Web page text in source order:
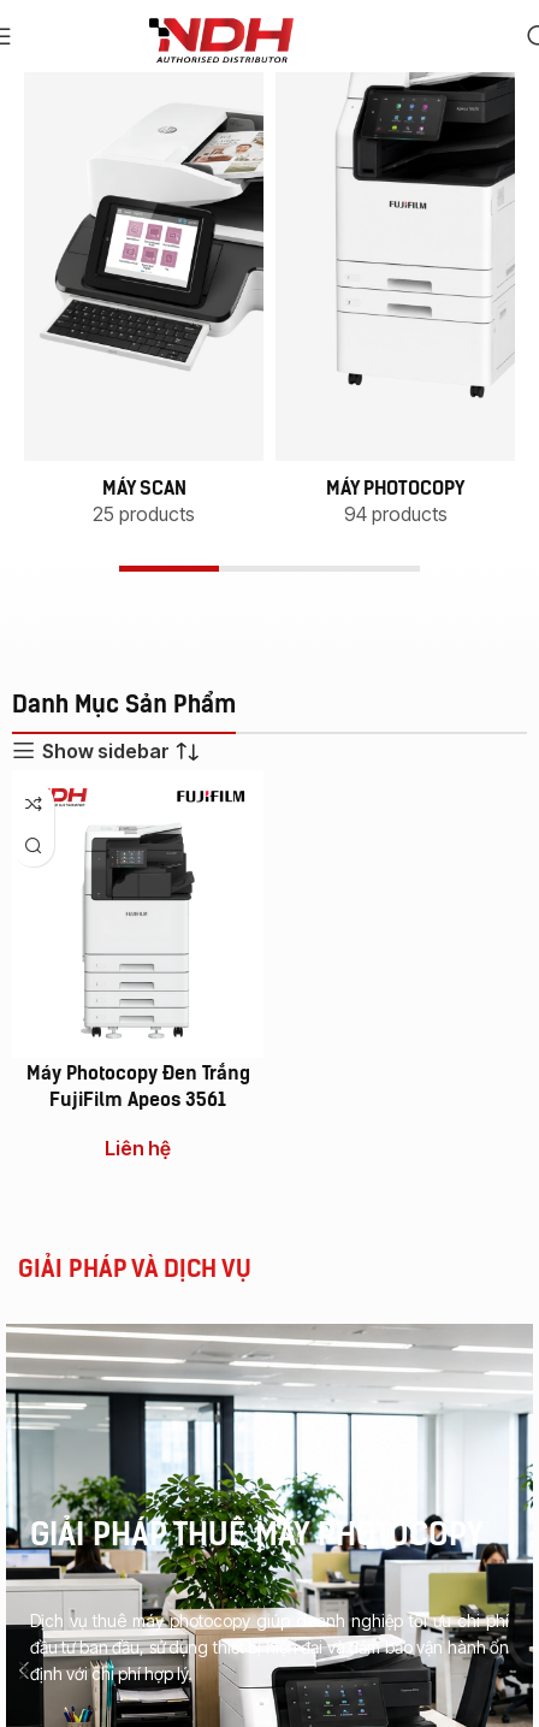
MÁY SCAN
25 products
MÁY PHOTOCOPY
94 products
Danh Mục Sản Phẩm
Show sidebar
Máy Photocopy Đen Trắng
FujiFilm Apeos 3561
Liên hệ
GIẢI PHÁP VÀ DỊCH VỤ
GIẢI PHÁP THUÊ MÁY PHOTOCOPY
Dịch vụ thuê máy photocopy giúp doanh nghiệp tối ưu chi phí
đầu tư ban đầu, sử dụng thiết bị hiện đại và đảm bảo vận hành ổn
định với chi phí hợp lý.